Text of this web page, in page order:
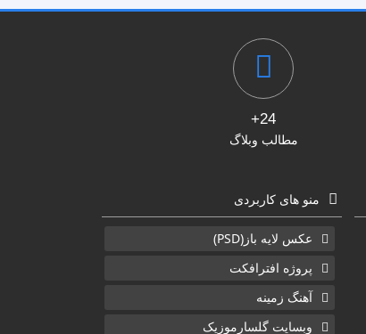
24+
مطالب وبلاگ
منو های کاربردی
عکس لایه باز(PSD)
پروژه افترافکت
آهنگ زمینه
وبسایت گلسارموزیک